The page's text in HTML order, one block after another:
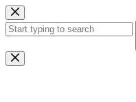
Zum
Inhalt
springen
Keine
Ergebnisse